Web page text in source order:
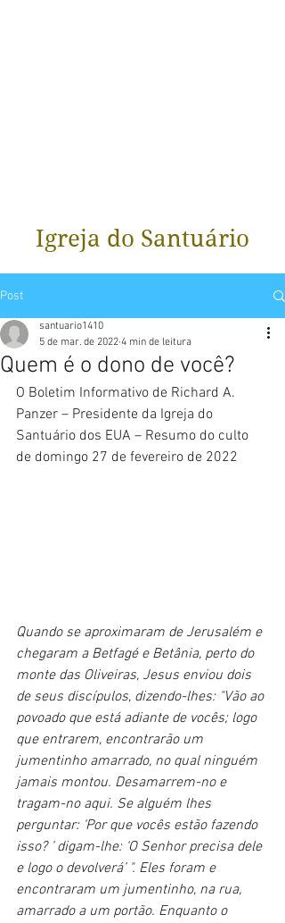
Igreja do Santuário
Post
Quem é o dono de você?
santuario1410
5 de mar. de 2022 4 min de leitura
O Boletim Informativo de Richard A.
Panzer – Presidente da Igreja do
Santuário dos EUA – Resumo do culto
de domingo 27 de fevereiro de 2022
Quando se aproximaram de Jerusalém e
chegaram a Betfagé e Betânia, perto do
monte das Oliveiras, Jesus enviou dois
de seus discípulos, dizendo-lhes: "Vão ao
povoado que está adiante de vocês; logo
que entrarem, encontrarão um
jumentinho amarrado, no qual ninguém
jamais montou. Desamarrem-no e
tragam-no aqui. Se alguém lhes
perguntar: ‘Por que vocês estão fazendo
isso? ’ digam-lhe: ‘O Senhor precisa dele
e logo o devolverá’ ". Eles foram e
encontraram um jumentinho, na rua,
amarrado a um portão. Enquanto o